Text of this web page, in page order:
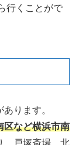
行くことがで
ります。
区など横浜市南